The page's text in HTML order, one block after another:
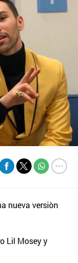
nueva versiòn
Lil Mosey y